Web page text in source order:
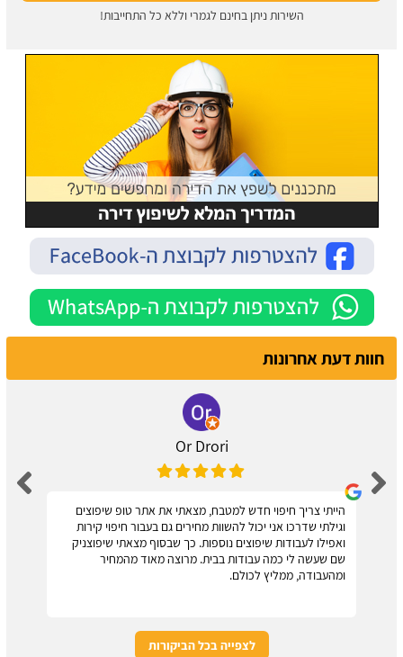
השירות ניתן בחינם לגמרי וללא כל התחייבות!
חוות דעת אחרונות
Or Drori
הייתי צריך חיפוי חדש למטבח, מצאתי את אתר טופ שיפוצים
וגילתי שדרכו אני יכול להשוות מחירים גם בעבור חיפוי קירות
ואפילו לעבודות שיפוצים נוספות. כך שבסוף מצאתי שיפוצניק
שם שעשה לי כמה עבודות בבית. מרוצה מאוד מהמחיר
ומהעבודה, ממליץ לכולם.
לצפייה בכל הביקורות